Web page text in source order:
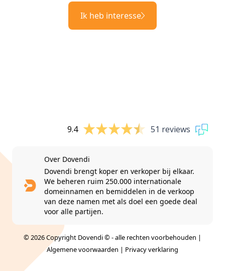
Ik heb interesse
9.4 51 reviews
Over Dovendi
Dovendi brengt koper en verkoper bij elkaar.
We beheren ruim 250.000 internationale
domeinnamen en bemiddelen in de verkoop
van deze namen met als doel een goede deal
voor alle partijen.
© 2026 Copyright Dovendi © - alle rechten voorbehouden |
Algemene voorwaarden | Privacy verklaring